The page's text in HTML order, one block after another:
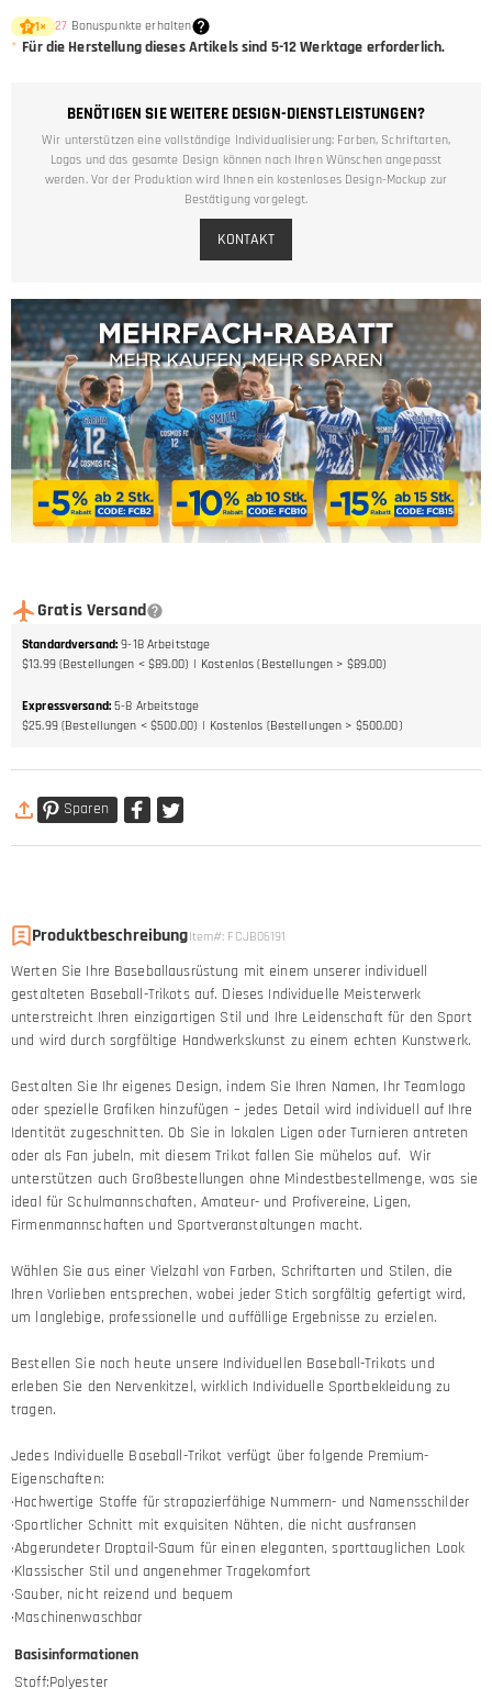
1× 27 Bonuspunkte erhalten
* Für die Herstellung dieses Artikels sind 5-12Werktage erforderlich.
BENÖTIGEN SIE WEITERE DESIGN-DIENSTLEISTUNGEN?
Wir unterstützen eine vollständige Individualisierung: Farben, Schriftarten,
Logos und das gesamte Design können nach Ihren Wünschen angepasst
werden. Vor der Produktion wird Ihnen ein kostenloses Design-Mockup zur
Bestätigung vorgelegt.
KONTAKT
Gratis Versand
Standardversand: 9-18 Arbeitstage
$13.99 (Bestellungen < $89.00)
Kostenlos (Bestellungen > $89.00)
Expressversand: 5-8 Arbeitstage
$25.99 (Bestellungen < $500.00)
Kostenlos (Bestellungen > $500.00)
Sparen
ProduktbeschreibungItem#: FCJB06191
Werten Sie Ihre Baseballausrüstung mit einem unserer individuell
gestalteten Baseball-Trikots auf. Dieses Individuelle Meisterwerk
unterstreicht Ihren einzigartigen Stil und Ihre Leidenschaft für den Sport
und wird durch sorgfältige Handwerkskunst zu einem echten Kunstwerk.
Gestalten Sie Ihr eigenes Design, indem Sie Ihren Namen, Ihr Teamlogo
oder spezielle Grafiken hinzufügen – jedes Detail wird individuell auf Ihre
Identität zugeschnitten. Ob Sie in lokalen Ligen oder Turnieren antreten
oder als Fan jubeln, mit diesem Trikot fallen Sie mühelos auf. Wir
unterstützen auch Großbestellungen ohne Mindestbestellmenge, was sie
ideal für Schulmannschaften, Amateur- und Profivereine, Ligen,
Firmenmannschaften und Sportveranstaltungen macht.
Wählen Sie aus einer Vielzahl von Farben, Schriftarten und Stilen, die
Ihren Vorlieben entsprechen, wobei jeder Stich sorgfältig gefertigt wird,
um langlebige, professionelle und auffällige Ergebnisse zu erzielen.
Bestellen Sie noch heute unsere Individuellen Baseball-Trikots und
erleben Sie den Nervenkitzel, wirklich Individuelle Sportbekleidung zu
tragen.
Jedes Individuelle Baseball-Trikot verfügt über folgende Premium-
Eigenschaften:
·Hochwertige Stoffe für strapazierfähige Nummern- und Namensschilder
·Sportlicher Schnitt mit exquisiten Nähten, die nicht ausfransen
·Abgerundeter Droptail-Saum für einen eleganten, sporttauglichen Look
·Klassischer Stil und angenehmer Tragekomfort
·Sauber, nicht reizend und bequem
·Maschinenwaschbar
Basisinformationen
Stoff:Polyester